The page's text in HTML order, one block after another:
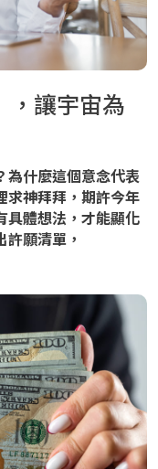
，讓宇宙為
為什麼這個意念代表
求神拜拜，期許今年
具體想法，才能顯化
願清單，